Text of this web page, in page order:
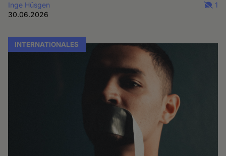
Inge Hüsgen
30.06.2026
1
INTERNATIONALES